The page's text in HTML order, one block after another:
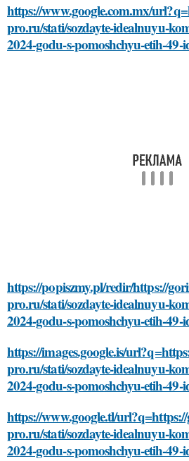
https://www.google.com.mx/
pro.ru/stati/sozdayte-idealnuyu-
2024-godu-s-pomoshchyu-etih-49-
https://popiszmy.pl/redir/https://
pro.ru/stati/sozdayte-idealnuyu-
2024-godu-s-pomoshchyu-etih-49-
https://images.google.is/
pro.ru/stati/sozdayte-idealnuyu-
2024-godu-s-pomoshchyu-etih-49-
https://www.google.tl/
pro.ru/stati/sozdayte-idealnuyu-
2024-godu-s-pomoshchyu-etih-49-